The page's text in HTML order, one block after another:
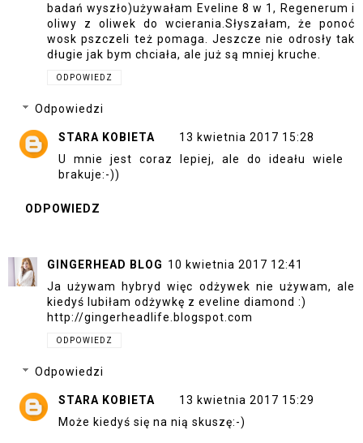
badań wyszło)używałam Eveline 8 w 1, Regenerum i
oliwy z oliwek do wcierania.Słyszałam, że ponoć
wosk pszczeli też pomaga. Jeszcze nie odrosły tak
długie jak bym chciała, ale już są mniej kruche.
ODPOWIEDZ
Odpowiedzi
STARA KOBIETA
13 kwietnia 2017 15:28
U mnie jest coraz lepiej, ale do ideału wiele
brakuje:-))
ODPOWIEDZ
GINGERHEAD BLOG 10 kwietnia 2017 12:41
Ja używam hybryd więc odżywek nie używam, ale
kiedyś lubiłam odżywkę z eveline diamond :)
http://gingerheadlife.blogspot.com
ODPOWIEDZ
Odpowiedzi
STARA KOBIETA
13 kwietnia 2017 15:29
Może kiedyś się na nią skuszę:-)